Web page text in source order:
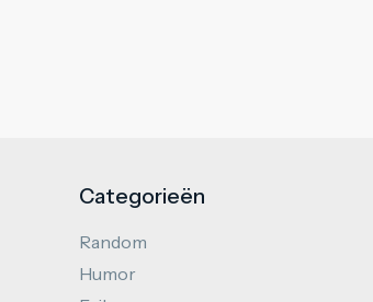
Categorieën
Random
Humor